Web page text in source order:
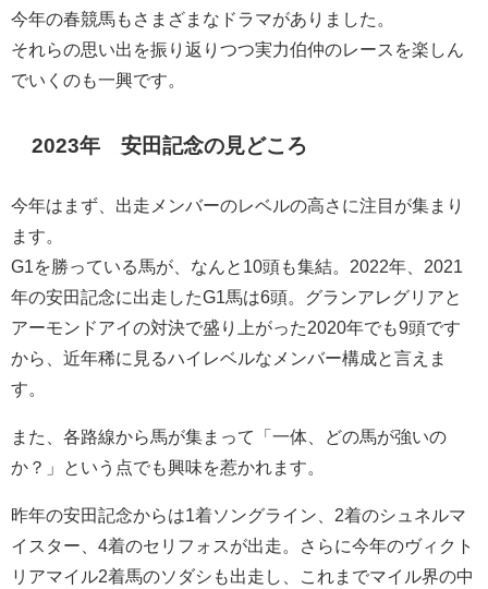
今年の春競馬もさまざまなドラマがありました。
それらの思い出を振り返りつつ実力伯仲のレースを楽しん
でいくのも一興です。
2023年 安田記念の見どころ
今年はまず、出走メンバーのレベルの高さに注目が集まり
ます。
G1を勝っている馬が、なんと10頭も集結。2022年、2021
年の安田記念に出走したG1馬は6頭。グランアレグリアと
アーモンドアイの対決で盛り上がった2020年でも9頭です
から、近年稀に見るハイレベルなメンバー構成と言えま
す。
また、各路線から馬が集まって「一体、どの馬が強いの
か？」という点でも興味を惹かれます。
昨年の安田記念からは1着ソングライン、2着のシュネルマ
イスター、4着のセリフォスが出走。さらに今年のヴィクト
リアマイル2着馬のソダシも出走し、これまでマイル界の中